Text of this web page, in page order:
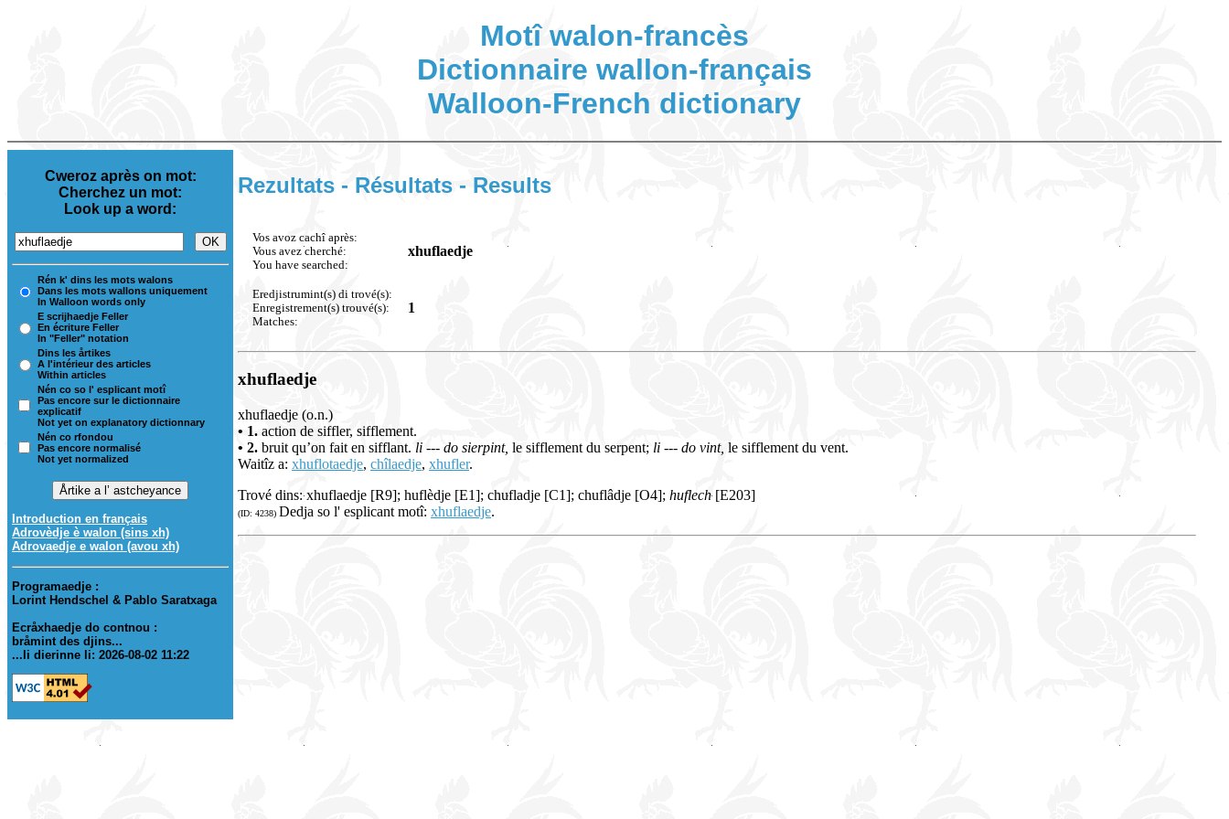
Motî walon-francès
Dictionnaire wallon-français
Walloon-French dictionary
Cweroz après on mot:
Cherchez un mot:
Look up a word:
Rén k' dins les mots walons
Dans les mots wallons uniquement
In Walloon words only
E scrijhaedje Feller
En écriture Feller
In "Feller" notation
Dins les årtikes
A l'intérieur des articles
Within articles
Nén co so l' esplicant motî
Pas encore sur le dictionnaire
explicatif
Not yet on explanatory dictionnary
Nén co rfondou
Pas encore normalisé
Not yet normalized
Introduction en français
Adrovèdje è walon (sins xh)
Adrovaedje e walon (avou xh)
Programaedje :
Lorint Hendschel & Pablo Saratxaga
Ecråxhaedje do contnou :
bråmint des djins...
...li dierinne li: 2026-08-02 11:22
Rezultats - Résultats - Results
Vos avoz cachî après:
Vous avez cherché:
You have searched:
xhuflaedje
Eredjistrumint(s) di trové(s):
Enregistrement(s) trouvé(s):
Matches:
1
xhuflaedje
xhuflaedje (o.n.)
• 1. action de siffler, sifflement.
• 2. bruit qu’on fait en sifflant. li --- do sierpint, le sifflement du serpent; li --- do vint, le sifflement du vent.
Waitîz a: xhuflotaedje, chîlaedje, xhufler.
Trové dins: xhuflaedje [R9]; huflèdje [E1]; chufladje [C1]; chuflâdje [O4]; huflech[E203]
(ID: 4238) Dedja so l' esplicant motî: xhuflaedje.